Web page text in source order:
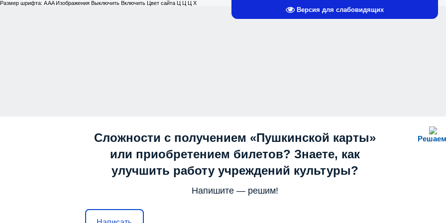
Версия для слабовидящих
Размер шрифта: AAAИзображения Выключить Включить Цвет сайта Ц Ц Ц Х
Сложности с получением «Пушкинской карты»
или приобретением билетов? Знаете, как
улучшить работу учреждений культуры?
Напишите — решим!